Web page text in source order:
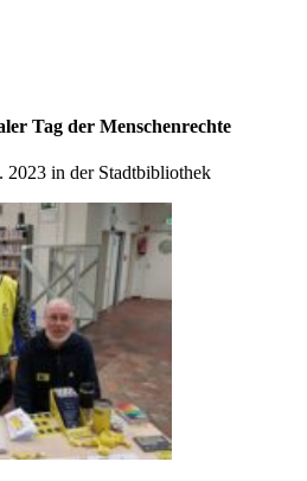
Tag der Menschenrechte
2023 in der Stadtbibliothek